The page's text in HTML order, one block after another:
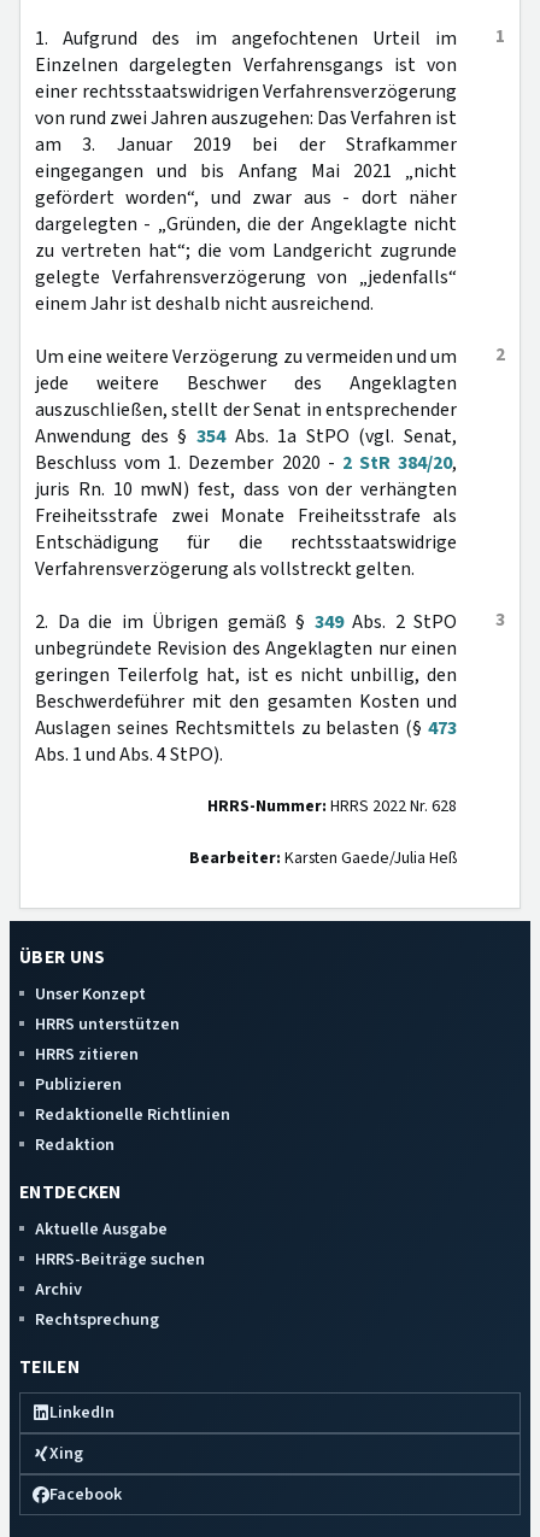
1
1. Aufgrund des im angefochtenen Urteil im
Einzelnen dargelegten Verfahrensgangs ist von
einer rechtsstaatswidrigen Verfahrensverzögerung
von rund zwei Jahren auszugehen: Das Verfahren ist
am 3. Januar 2019 bei der Strafkammer
eingegangen und bis Anfang Mai 2021 „nicht
gefördert worden“, und zwar aus - dort näher
dargelegten - „Gründen, die der Angeklagte nicht
zu vertreten hat“; die vom Landgericht zugrunde
gelegte Verfahrensverzögerung von „jedenfalls“
einem Jahr ist deshalb nicht ausreichend.
2
Um eine weitere Verzögerung zu vermeiden und um
jede weitere Beschwer des Angeklagten
auszuschließen, stellt der Senat in entsprechender
Anwendung des § 354Abs. 1a StPO (vgl. Senat,
Beschluss vom 1. Dezember 2020 - 2 StR 384/20,
juris Rn. 10 mwN) fest, dass von der verhängten
Freiheitsstrafe zwei Monate Freiheitsstrafe als
Entschädigung für die rechtsstaatswidrige
Verfahrensverzögerung als vollstreckt gelten.
3
2. Da die im Übrigen gemäß § 349Abs. 2 StPO
unbegründete Revision des Angeklagten nur einen
geringen Teilerfolg hat, ist es nicht unbillig, den
Beschwerdeführer mit den gesamten Kosten und
Auslagen seines Rechtsmittels zu belasten (§ 473
Abs. 1 und Abs. 4 StPO).
HRRS-Nummer: HRRS 2022 Nr. 628
Bearbeiter: Karsten Gaede/Julia Heß
ÜBER UNS
Unser Konzept
HRRS unterstützen
HRRS zitieren
Publizieren
Redaktionelle Richtlinien
Redaktion
ENTDECKEN
Aktuelle Ausgabe
HRRS-Beiträge suchen
Archiv
Rechtsprechung
TEILEN
LinkedIn
Xing
Facebook